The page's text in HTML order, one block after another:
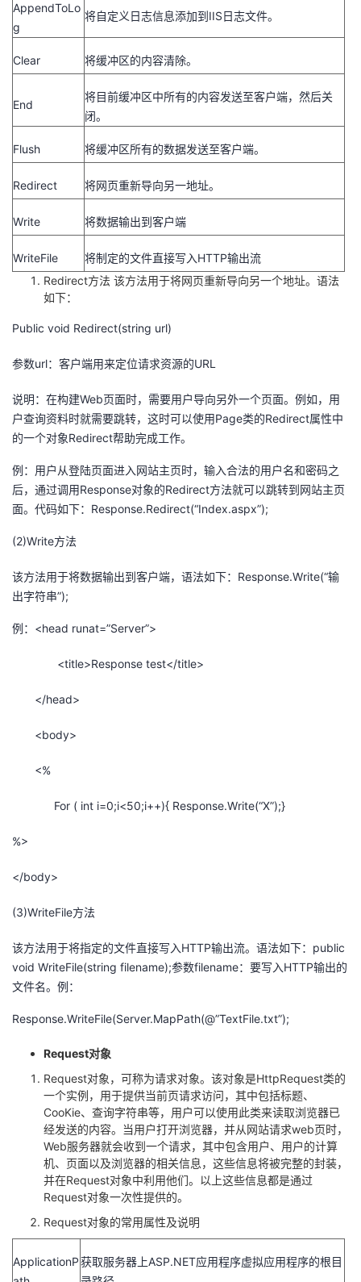
AppendToLo
g
将自定义日志信息添加到IIS日志文件。
Clear 将缓冲区的内容清除。
End
将目前缓冲区中所有的内容发送至客户端，然后关
闭。
Flush 将缓冲区所有的数据发送至客户端。
Redirect 将网页重新导向另一地址。
Write 将数据输出到客户端
WriteFile
将制定的文件直接写入HTTP输出流
Redirect方法 该方法用于将网页重新导向另一个地址。语法
如下：
Public void Redirect(string url)
参数url：客户端用来定位请求资源的URL
说明：在构建Web页面时，需要用户导向另外一个页面。例如，用
户查询资料时就需要跳转，这时可以使用Page类的Redirect属性中
的一个对象Redirect帮助完成工作。
例：用户从登陆页面进入网站主页时，输入合法的用户名和密码之
后，通过调用Response对象的Redirect方法就可以跳转到网站主页
面。代码如下：Response.Redirect(“Index.aspx”);
(2)Write方法
该方法用于将数据输出到客户端，语法如下：Response.Write(“输
出字符串”);
例：<head runat=”Server”>
<title>Response test</title>
</head>
<body>
<%
For ( int i=0;i<50;i++){ Response.Write(“X”);}
%>
</body>
(3)WriteFile方法
该方法用于将指定的文件直接写入HTTP输出流。语法如下：public
void WriteFile(string filename);参数filename：要写入HTTP输出的
文件名。例：
Response.WriteFile(Server.MapPath(@”TextFile.txt”);
Request对象
Request对象，可称为请求对象。该对象是HttpRequest类的
一个实例，用于提供当前页请求访问，其中包括标题、
CooKie、查询字符串等，用户可以使用此类来读取浏览器已
经发送的内容。当用户打开浏览器，并从网站请求web页时，
Web服务器就会收到一个请求，其中包含用户、用户的计算
机、页面以及浏览器的相关信息，这些信息将被完整的封装，
并在Request对象中利用他们。以上这些信息都是通过
Request对象一次性提供的。
Request对象的常用属性及说明
ApplicationP获取服务器上ASP.NET应用程序虚拟应用程序的根目